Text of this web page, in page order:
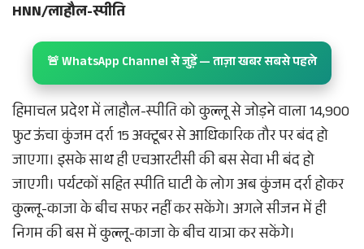
HNN/लाहौल-स्पीति
🚨 WhatsApp Channel से जुड़ें — ताज़ा खबर सबसे पहले
हिमाचल प्रदेश में लाहौल-स्पीति को कुल्लू से जोड़ने वाला 14,900
फुट ऊंचा कुंजम दर्रा 15 अक्टूबर से आधिकारिक तौर पर बंद हो
जाएगा। इसके साथ ही एचआरटीसी की बस सेवा भी बंद हो
जाएगी। पर्यटकों सहित स्पीति घाटी के लोग अब कुंजम दर्रा होकर
कुल्लू-काजा के बीच सफर नहीं कर सकेंगे। अगले सीजन में ही
निगम की बस में कुल्लू-काजा के बीच यात्रा कर सकेंगे।